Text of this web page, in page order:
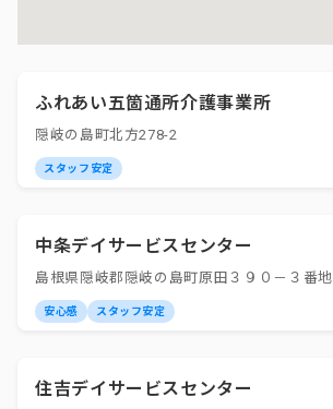
ふれあい五箇通所介護事業所
隠岐の島町北方278-2
スタッフ安定
中条デイサービスセンター
島根県隠岐郡隠岐の島町原田３９０－３番地
安心感 スタッフ安定
住吉デイサービスセンター